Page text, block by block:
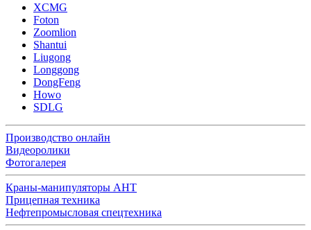
XCMG
Foton
Zoomlion
Shantui
Liugong
Longgong
DongFeng
Howo
SDLG
Производство онлайн
Видеоролики
Фотогалерея
Краны-манипуляторы АНТ
Прицепная техника
Нефтепромысловая спецтехника